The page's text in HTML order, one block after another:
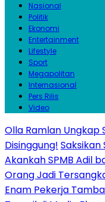
Nasional
Politik
Ekonomi
Entertainment
Lifestyle
Sport
Megapolitan
Internasional
Pers Rilis
Video
Olla Ramlan Ungkap
Disinggung! Saksikan
Akankah SPMB Adil
Orang Jadi
Enam Pekerja